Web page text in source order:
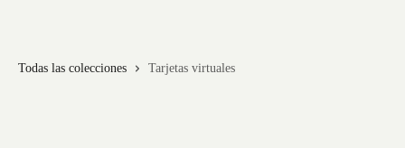
Todas las colecciones Tarjetas virtuales